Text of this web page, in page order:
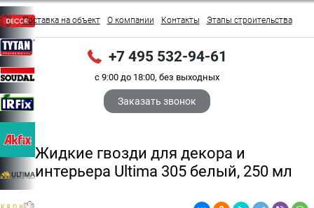
Поставка на объект О компании Контакты Этапы строительства
+7 495 532-94-61
с 9:00 до 18:00, без выходных
Заказать звонок
Жидкие гвозди для декора и
интерьера Ultima 305 белый, 250 мл